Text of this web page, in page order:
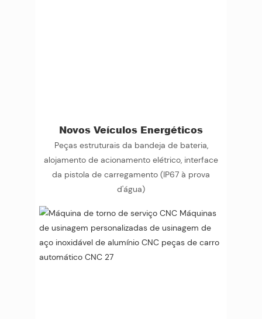
Novos Veículos Energéticos
Peças estruturais da bandeja de bateria,
alojamento de acionamento elétrico, interface
da pistola de carregamento (IP67 à prova
d'água)